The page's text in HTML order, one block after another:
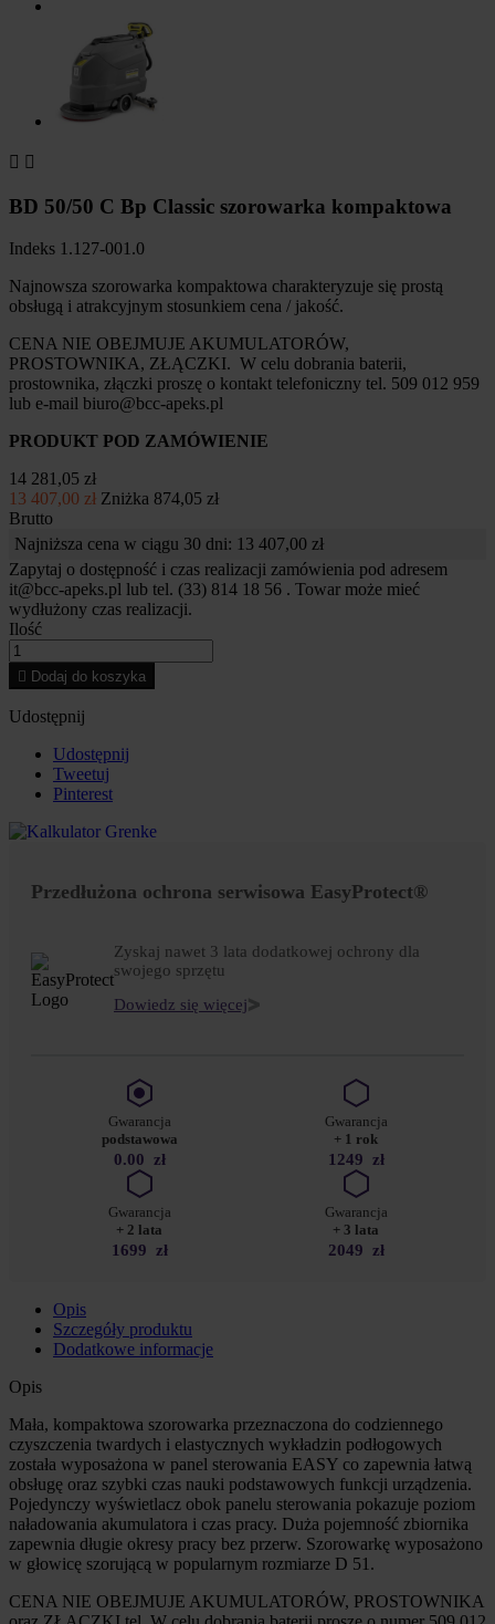
 
BD 50/50 C Bp Classic szorowarka kompaktowa
Indeks 1.127-001.0
Najnowsza szorowarka kompaktowa charakteryzuje się prostą
obsługą i atrakcyjnym stosunkiem cena / jakość.
CENA NIE OBEJMUJE AKUMULATORÓW,
PROSTOWNIKA, ZŁĄCZKI. W celu dobrania baterii,
prostownika, złączki proszę o kontakt telefoniczny tel. 509 012 959
lub e-mail biuro@bcc-apeks.pl
PRODUKT POD ZAMÓWIENIE
14 281,05 zł
13 407,00 zł Zniżka 874,05 zł
Brutto
Najniższa cena w ciągu 30 dni: 13 407,00 zł
Zapytaj o dostępność i czas realizacji zamówienia pod adresem
it@bcc-apeks.pl lub tel. (33) 814 18 56 . Towar może mieć
wydłużony czas realizacji.
Ilość
 Dodaj do koszyka
Udostępnij
Udostępnij
Tweetuj
Pinterest
Przedłużona ochrona serwisowa EasyProtect®
Zyskaj nawet 3 lata dodatkowej ochrony dla
swojego sprzętu
Dowiedz się więcej
Gwarancja
podstawowa
0.00 zł
Gwarancja
+ 1 rok
1249 zł
Gwarancja
+ 2 lata
1699 zł
Gwarancja
+ 3 lata
2049 zł
Opis
Szczegóły produktu
Dodatkowe informacje
Opis
Mała, kompaktowa szorowarka przeznaczona do codziennego
czyszczenia twardych i elastycznych wykładzin podłogowych
została wyposażona w panel sterowania EASY co zapewnia łatwą
obsługę oraz szybki czas nauki podstawowych funkcji urządzenia.
Pojedynczy wyświetlacz obok panelu sterowania pokazuje poziom
naładowania akumulatora i czas pracy. Duża pojemność zbiornika
zapewnia długie okresy pracy bez przerw. Szorowarkę wyposażono
w głowicę szorującą w popularnym rozmiarze D 51.
CENA NIE OBEJMUJE AKUMULATORÓW, PROSTOWNIKA